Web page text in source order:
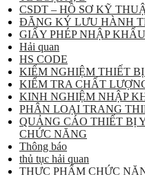
CSDT – HỒ SƠ KỸ
ĐĂNG KÝ LƯU HÀNH
GIẤY PHÉP NHẬP
Hải quan
HS CODE
KIỂM NGHIỆM THIẾT BỊ
KIỂM TRA CHẤT
KINH NGHIỆM NHẬP
PHÂN LOẠI TRANG
QUẢNG CÁO THIẾT BỊ
CHỨC NĂNG
Thông báo
thủ tục hải quan
THỰC PHẨM CHỨC